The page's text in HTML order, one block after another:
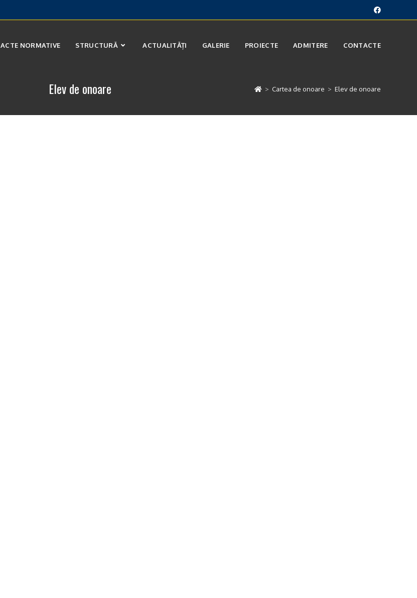
ACTE NORMATIVE STRUCTURĂ ACTUALITĂȚI GALERIE PROIECTE ADMITERE CONTACTE
Elev de onoare > Cartea de onoare > Elev de onoare